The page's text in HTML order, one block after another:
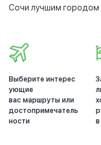
Сочи лучшим городом
Выберите интерес
ующие
вас маршруты или
достопримечатель
ности